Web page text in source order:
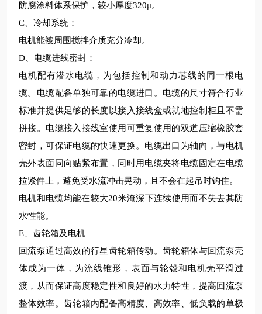
防腐涂料体系保护， 较小厚度320μ。
C 、冷却系统 ：
电机能被周围搅拌介质充分冷却。
D 、电缆进线密封 ：
电机配有潜水电缆，为包括控制和动力芯线的同一根电
缆。电缆配备单独可靠的电缆进口。电缆的尺寸符合行业
标准并提供足够的长度以接入接线盒或就地控制柜且不需
拼接。电缆接入接线室使用可重复使用的双道压缩橡胶套
密封，可保证电缆的快速更换。电缆出口为轴向，与电机
壳外表面同向贴紧布置，同时用电缆夹将电缆固定在电缆
拉紧件上，避免受水流冲击晃动，且不会在起吊时钩住。
电机和电缆均能在较大20米淹深下连续使用而不失去其防
水性能。
E 、齿轮箱及电机
回流泵通过高效的行星齿轮箱传动。齿轮箱体与回流泵壳
体成为一体，为流线锥形，表面与轮毂和电机壳平滑过
渡，从而保证高度稳定性和良好的水力特性，提高回流泵
整体效率。齿轮箱内配备高精度、高效率、低负载的单极